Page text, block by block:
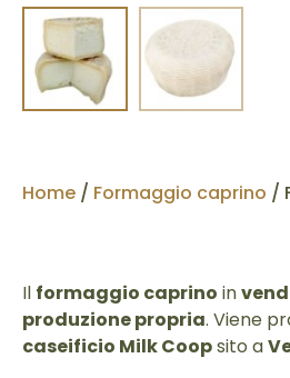
Home / Formaggio caprino /
Il formaggio caprino in
produzione propria. Viene
caseificio Milk Coopsito a